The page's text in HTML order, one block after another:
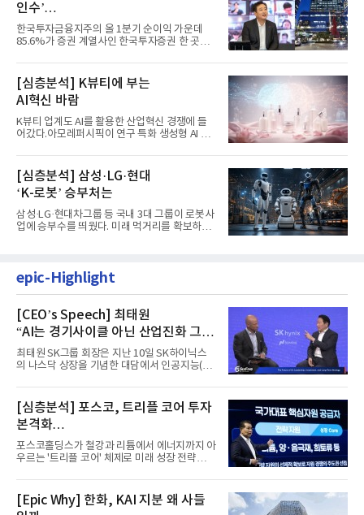
인수’
발걸음이 신중해진 배경은?
한국투자금융지주의 올 1분기 순이익 가운데
85.6%가 증권 계열사인 한국투자증권 한 곳에
[심층분석] K뷰티에 부는
AI혁신 바람
K뷰티 업계도 AI를 활용한 산업혁신 경쟁에 들
어갔다.아모레퍼시픽이 연구 특화 생성형 AI 플
[심층분석] 삼성·LG·현대
‘K-로봇’ 승부처는
삼성·LG·현대차그룹 등 국내 3대 그룹이 로봇사
업에 승부수를 띄웠다. 미래 먹거리를 확보하기
epic-Highlight
[CEO’s Speech] 최태원
“AI는 경기사이클 아닌 산업진화 그
자체”
최태원 SK그룹 회장은 지난 10일 SK하이닉스
의 나스닥 상장을 기념한 대담에서 인공지능(AI)
[심층분석] 포스코, 트리플 코어 투자
본격화
16조7천억원 투자 재원 마련 전략은?
포스코홀딩스가 철강과 리튬에서 에너지까지 아
우르는 '트리플 코어' 체제로 미래 성장 전략을
[Epic Why] 한화, KAI 지분 왜 사들